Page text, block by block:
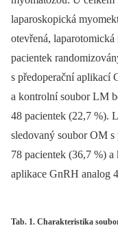
laparoskopická
otevřená,
pacientek
s předoperační aplikací
a kontrolní soubor LM
48 pacientek (22,7 %).
sledovaný soubor OM
78 pacientek (36,7 %)
aplikace GnRH analog
Tab. 1. Charakteristika